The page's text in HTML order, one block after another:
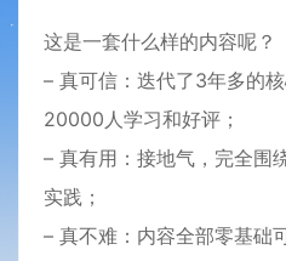
这是一套什么样的内容呢？
– 真可信：迭代了3年多的
20000人学习和好评；
– 真有用：接地气，完全围
实践；
– 真不难：内容全部零基础